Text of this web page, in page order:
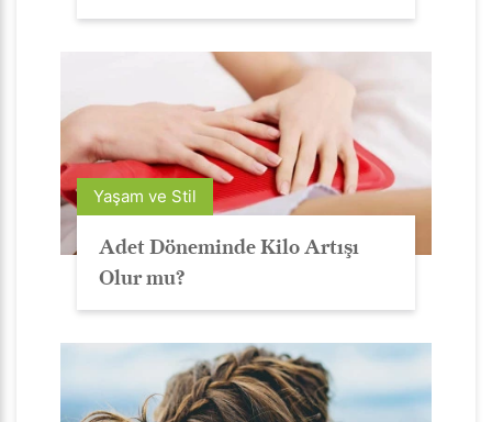
Yaşam ve Stil
Adet Döneminde Kilo Artışı
Olur mu?